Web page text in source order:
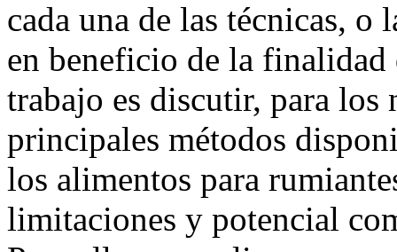
cada una de las técnicas, o
en beneficio de la
trabajo es discutir, para
principales métodos
los alimentos para
limitaciones y potencial